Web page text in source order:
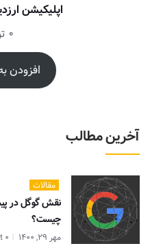
اپلیکیشن
0
افزودن
آخرین مطالب
مقالات
نقش گوگل در
چیست؟
مهر 29, 1400 0 Comment